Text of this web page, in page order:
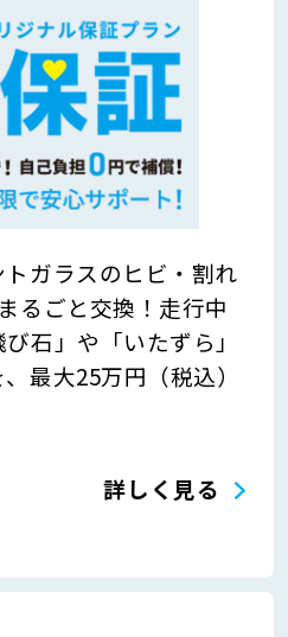
ガラスのヒビ・割れ
るごと交換！走行中
石」や「いたずら」
最大25万円（税込）
詳しく見る